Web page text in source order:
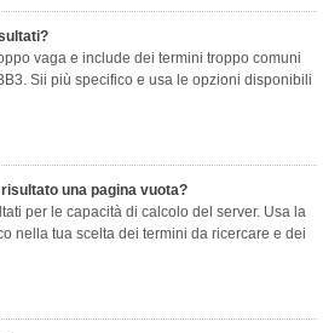
vaga e include dei termini troppo comuni
Sii più specifico e usa le opzioni disponibili
una pagina vuota?
per le capacità di calcolo del server. Usa la
nella tua scelta dei termini da ricercare e dei